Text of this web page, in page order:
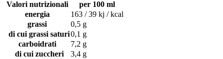
Valori nutrizionali
per 100 ml
energia
163 / 39 kj / kcal
grassi
0,5 g
di cui grassi saturi0,1 g
carboidrati
7,2 g
di cui zuccheri
3,4 g